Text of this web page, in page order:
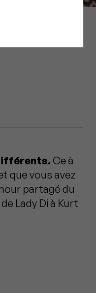
Ce à
que vous avez
partagé du
Lady Di à Kurt